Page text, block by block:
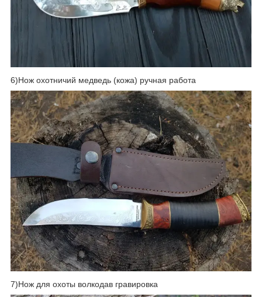
6)Нож охотничий медведь (кожа) ручная работа
7)Нож для охоты волкодав гравировка